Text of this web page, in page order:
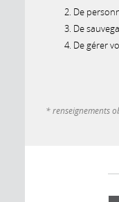
De
De
De gérer
* renseignements